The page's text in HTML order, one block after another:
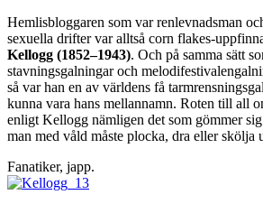
Hemlisbloggaren som var renlevnadsman
sexuella drifter var alltså corn flakes-
Kellogg (1852–1943). Och på samma sätt
stavningsgalningar och
så var han en av världens få
kunna vara hans mellannamn. Roten till all
enligt Kellogg nämligen det som gömmer
man med våld måste plocka, dra eller skölja
Fanatiker, japp.